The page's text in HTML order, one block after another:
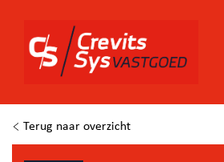
Terug naar overzicht